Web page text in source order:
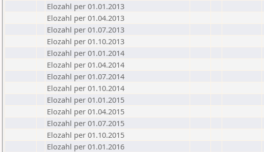
Elozahl per 01.01.2013
Elozahl per 01.04.2013
Elozahl per 01.07.2013
Elozahl per 01.10.2013
Elozahl per 01.01.2014
Elozahl per 01.04.2014
Elozahl per 01.07.2014
Elozahl per 01.10.2014
Elozahl per 01.01.2015
Elozahl per 01.04.2015
Elozahl per 01.07.2015
Elozahl per 01.10.2015
Elozahl per 01.01.2016